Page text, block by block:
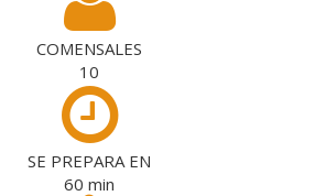
COMENSALES
10
SE PREPARA EN
60 min